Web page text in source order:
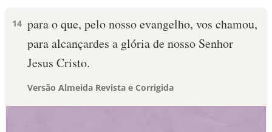
14 para o que, pelo nosso evangelho, vos chamou,
para alcançardes a glória de nosso Senhor
Jesus Cristo.
Versão Almeida Revista e Corrigida